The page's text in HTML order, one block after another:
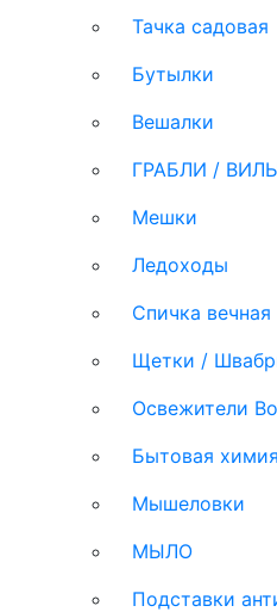
Тачка садовая
Бутылки
Вешалки
ГРАБЛИ /
Мешки
Ледоходы
Спичка вечная
Щетки /
Освежители
Бытовая химия
Мышеловки
МЫЛО
Подставки